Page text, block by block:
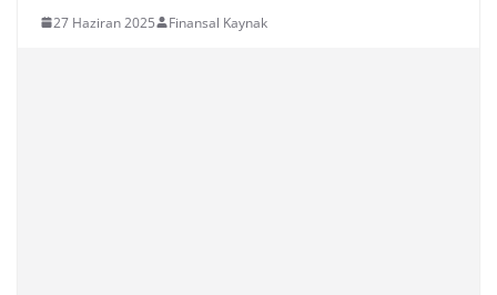
27 Haziran 2025 Finansal Kaynak